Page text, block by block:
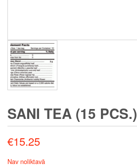
SANI TEA (15 PCS.)
€15.25
Nav noliktavā